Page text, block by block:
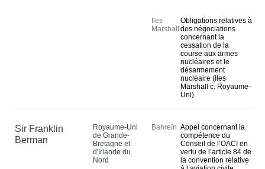
Iles
Marshall
Obligations relatives à
des négociations
concernant la
cessation de la
course aux armes
nucléaires et le
désarmement
nucléaire (Iles
Marshall c. Royaume-
Uni)
Sir Franklin
Berman
Royaume-Uni
de Grande-
Bretagne et
d'Irlande du
Nord
Bahreïn Appel concernant la
compétence du
Conseil de l’OACI en
vertu de l’article 84 de
la convention relative
consultatifs de la Cour
oraux et documents
documents relatifs à